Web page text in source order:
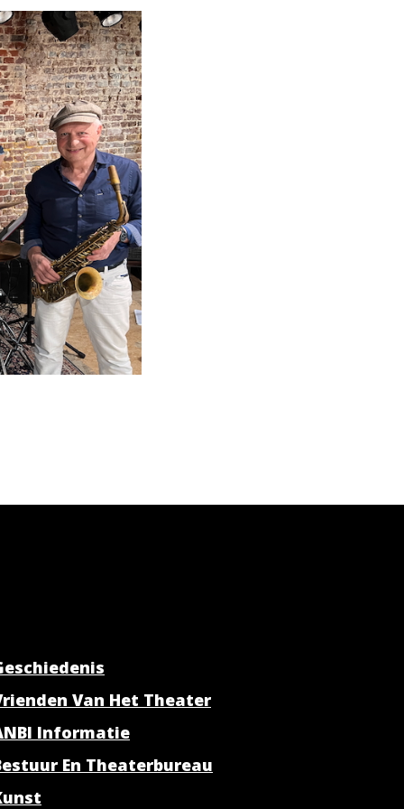
Van Het Theater
Informatie
En Theaterbureau